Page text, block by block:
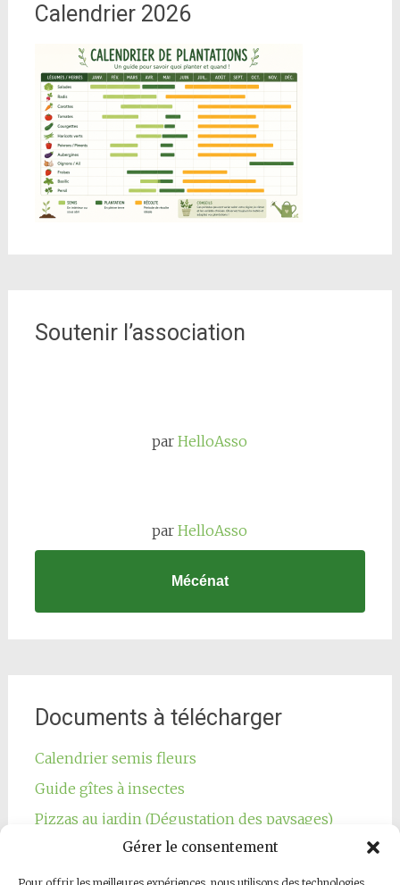
Gérer le consentement
Calendrier 2026
Soutenir l’association
parHelloAsso
parHelloAsso
Mécénat
Documents à télécharger
Calendrier semis fleurs
Guide gîtes à insectes
Pizzas au jardin (Dégustation des paysages)